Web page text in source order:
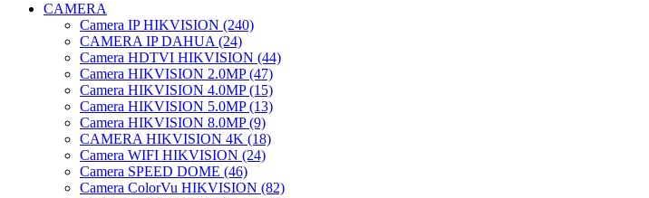
CAMERA
Camera IP HIKVISION (240)
CAMERA IP DAHUA (24)
Camera HDTVI HIKVISION (44)
Camera HIKVISION 2.0MP (47)
Camera HIKVISION 4.0MP (15)
Camera HIKVISION 5.0MP (13)
Camera HIKVISION 8.0MP (9)
CAMERA HIKVISION 4K (18)
Camera WIFI HIKVISION (24)
Camera SPEED DOME (46)
Camera ColorVu HIKVISION (82)